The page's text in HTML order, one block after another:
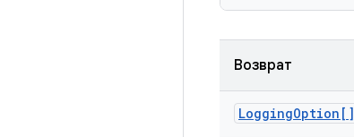
Возврат
LoggingOption[]